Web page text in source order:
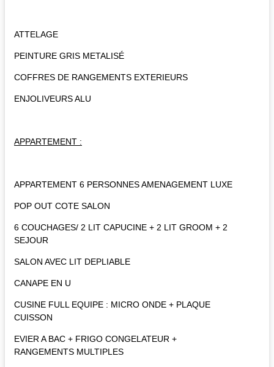
ATTELAGE
PEINTURE GRIS METALISÉ
COFFRES DE RANGEMENTS EXTERIEURS
ENJOLIVEURS ALU
APPARTEMENT :
APPARTEMENT 6 PERSONNES AMENAGEMENT LUXE
POP OUT COTE SALON
6 COUCHAGES/ 2 LIT CAPUCINE + 2 LIT GROOM + 2
SEJOUR
SALON AVEC LIT DEPLIABLE
CANAPE EN U
CUSINE FULL EQUIPE : MICRO ONDE + PLAQUE
CUISSON
EVIER A BAC + FRIGO CONGELATEUR +
RANGEMENTS MULTIPLES